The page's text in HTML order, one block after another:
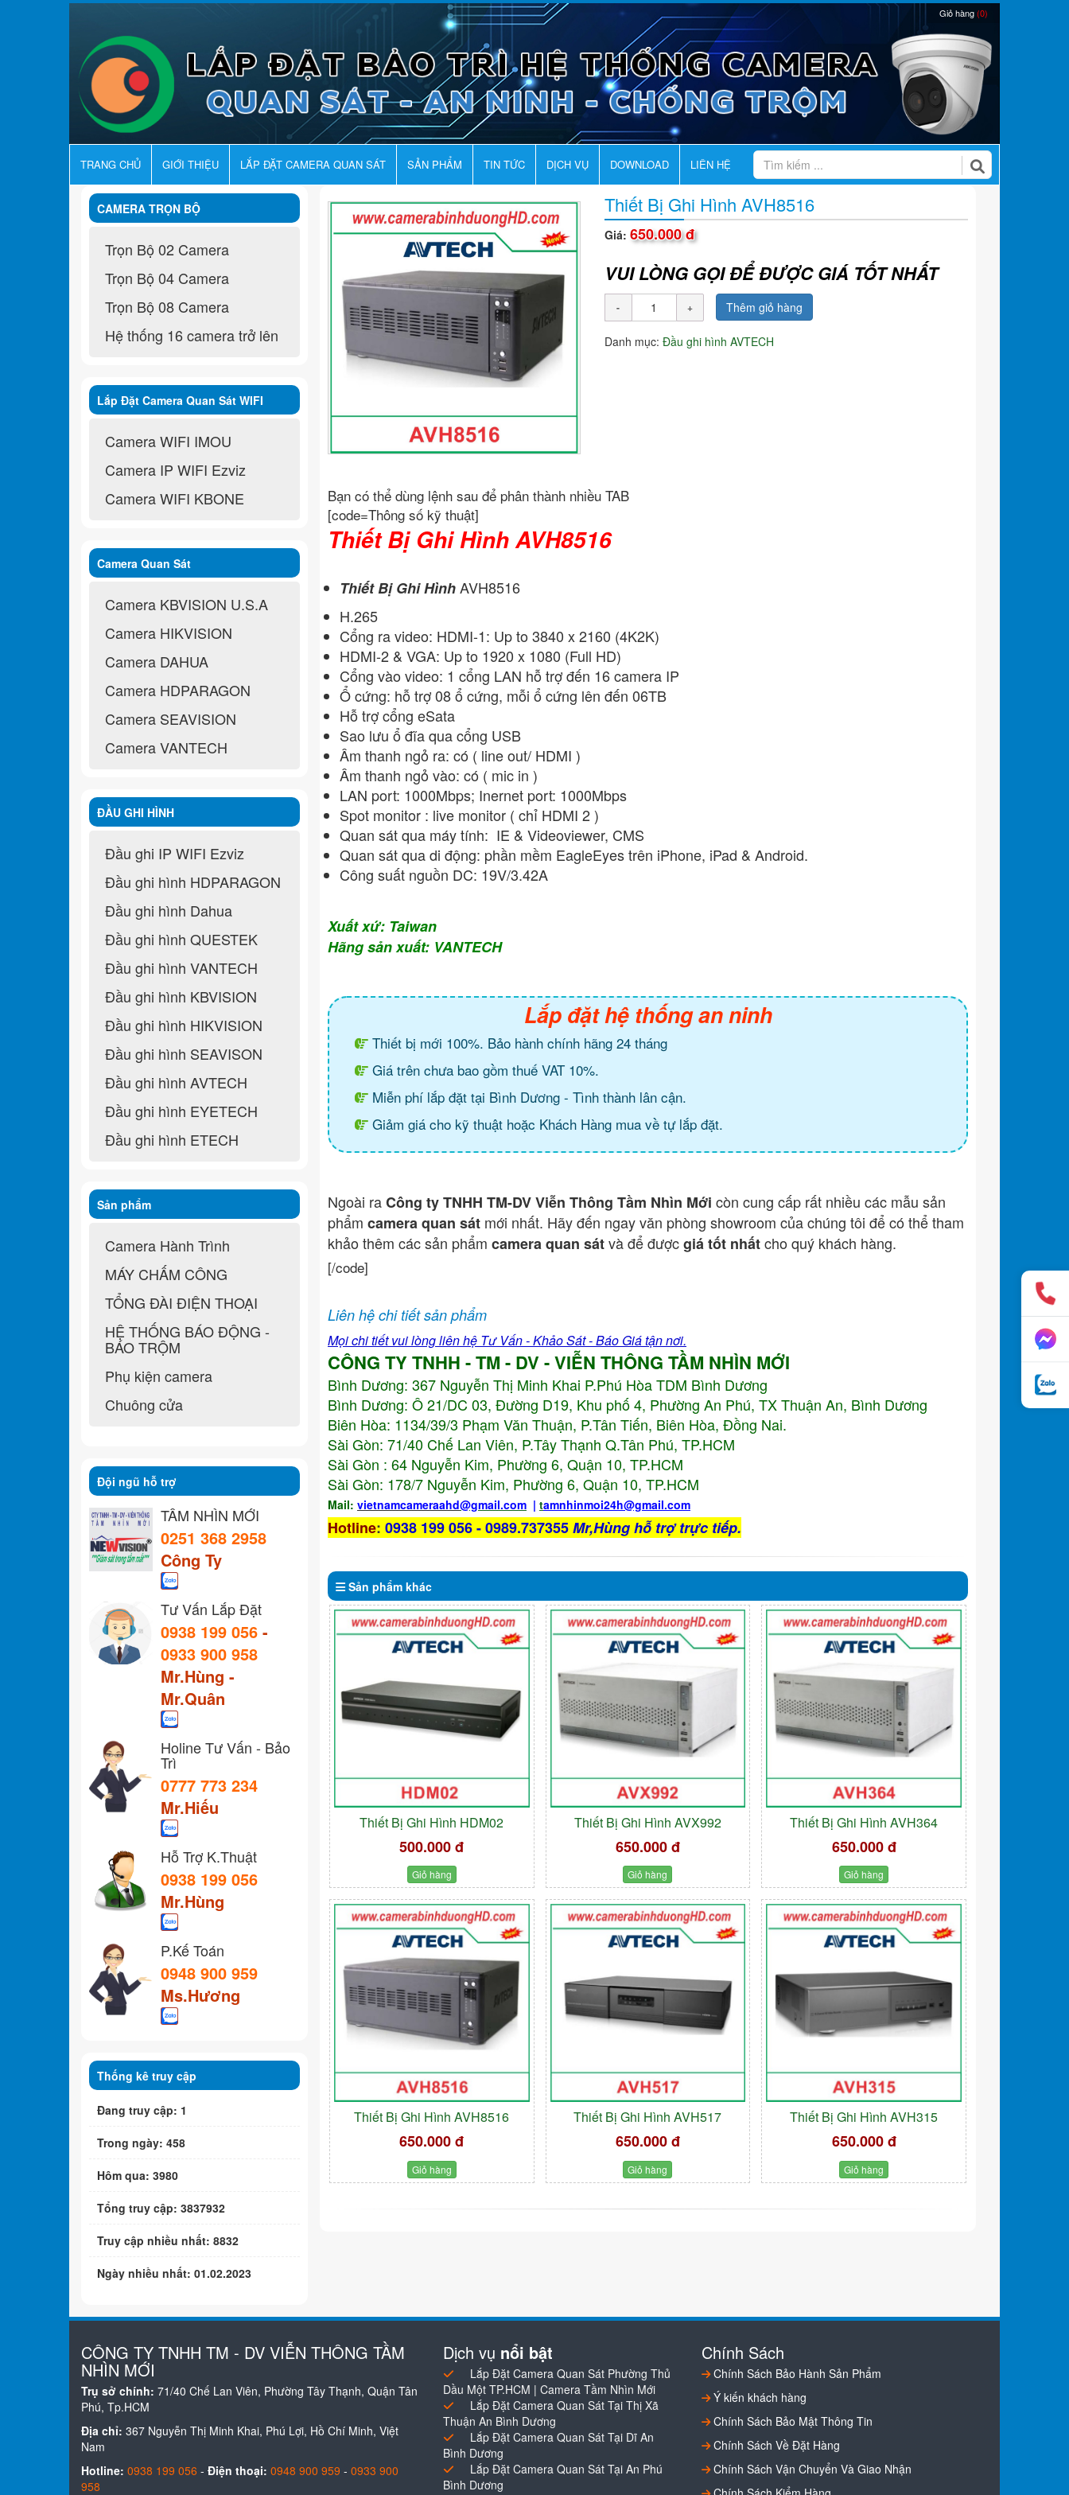
Giỏ hàng(0)
TRANG CHỦ GIỚI THIỆU LẮP ĐẶT CAMERA QUAN SÁT SẢN PHẨM TIN TỨC DỊCH VỤ DOWNLOAD LIÊN HỆ
Thiết Bị Ghi Hình AVH8516
Giá: 650.000 đ
VUI LÒNG GỌI ĐỂ ĐƯỢC GIÁ TỐT NHẤT
Thêm giỏ hàng
Danh mục: Đầu ghi hình AVTECH
Bạn có thể dùng lệnh sau để phân thành nhiều TAB
[code=Thông số kỹ thuật]
Thiết Bị Ghi Hình AVH8516
Thiết Bị Ghi HìnhAVH8516
H.265
Cổng ra video: HDMI-1: Up to 3840 x 2160 (4K2K)
HDMI-2 & VGA: Up to 1920 x 1080 (Full HD)
Cổng vào video: 1 cổng LAN hỗ trợ đến 16 camera IP
Ổ cứng: hỗ trợ 08 ổ cứng, mỗi ổ cứng lên đến 06TB
Hỗ trợ cổng eSata
Sao lưu ổ đĩa qua cổng USB
Âm thanh ngỏ ra: có ( line out/ HDMI )
Âm thanh ngỏ vào: có ( mic in )
LAN port: 1000Mbps; Inernet port: 1000Mbps
Spot monitor : live monitor ( chỉ HDMI 2 )
Quan sát qua máy tính: IE & Videoviewer, CMS
Quan sát qua di động: phần mềm EagleEyes trên iPhone, iPad & Android.
Công suất nguồn DC: 19V/3.42A
Xuất xứ: Taiwan
Hãng sản xuất: VANTECH
Lắp đặt hệ thống an ninh
Thiết bị mới 100%. Bảo hành chính hãng 24 tháng
Giá trên chưa bao gồm thuế VAT 10%.
Miễn phí lắp đặt tại Bình Dương - Tình thành lân cận.
Giảm giá cho kỹ thuật hoặc Khách Hàng mua về tự lắp đặt.
Ngoài raCông ty TNHH TM-DV Viễn Thông Tầm Nhìn Mới còn cung cấp rất nhiều các mẫu sản
phẩm camera quan sát mới nhất. Hãy đến ngay văn phòng showroom của chúng tôi để có thể tham
khảo thêm các sản phẩm camera quan sátvà để đượcgiá tốt nhấtcho quý khách hàng.
[/code]
Liên hệ chi tiết sản phẩm
Mọi chi tiết vui lòng liên hệ Tư Vấn - Khảo Sát - Báo Giá tận nơi.
CÔNG TY TNHH - TM - DV - VIỄN THÔNG TẦM NHÌN MỚI
Bình Dương: 367 Nguyễn Thị Minh Khai P.Phú Hòa TDM Bình Dương
Bình Dương: Ô 21/DC 03, Đường D19, Khu phố 4, Phường An Phú, TX Thuận An, Bình Dương
Biên Hòa: 1134/39/3 Phạm Văn Thuận, P.Tân Tiến, Biên Hòa, Đồng Nai.
Sài Gòn: 71/40 Chế Lan Viên, P.Tây Thạnh Q.Tân Phú, TP.HCM
Sài Gòn : 64 Nguyễn Kim, Phường 6, Quận 10, TP.HCM
Sài Gòn: 178/7 Nguyễn Kim, Phường 6, Quận 10, TP.HCM
Mail: vietnamcameraahd@gmail.com | tamnhinmoi24h@gmail.com
Hotline: 0938 199 056 - 0989.737355Mr,Hùng hỗ trợ trực tiếp.
Sản phẩm khác
Thiết Bị Ghi Hình HDM02
500.000 đ
Giỏ hàng
Thiết Bị Ghi Hình AVX992
650.000 đ
Giỏ hàng
Thiết Bị Ghi Hình AVH364
650.000 đ
Giỏ hàng
Thiết Bị Ghi Hình AVH8516
650.000 đ
Giỏ hàng
Thiết Bị Ghi Hình AVH517
650.000 đ
Giỏ hàng
Thiết Bị Ghi Hình AVH315
650.000 đ
Giỏ hàng
CAMERA TRỌN BỘ
Trọn Bộ 02 Camera
Trọn Bộ 04 Camera
Trọn Bộ 08 Camera
Hệ thống 16 camera trở lên
Lắp Đặt Camera Quan Sát WIFI
Không Dây
Camera WIFI IMOU
Camera IP WIFI Ezviz
Camera WIFI KBONE
Camera Quan Sát
Camera KBVISION U.S.A
Camera HIKVISION
Camera DAHUA
Camera HDPARAGON
Camera SEAVISION
Camera VANTECH
ĐẦU GHI HÌNH
Đầu ghi IP WIFI Ezviz
Đầu ghi hình HDPARAGON
Đầu ghi hình Dahua
Đầu ghi hình QUESTEK
Đầu ghi hình VANTECH
Đầu ghi hình KBVISION
Đầu ghi hình HIKVISION
Đầu ghi hình SEAVISON
Đầu ghi hình AVTECH
Đầu ghi hình EYETECH
Đầu ghi hình ETECH
Sản phẩm
Camera Hành Trình
MÁY CHẤM CÔNG
TỔNG ĐÀI ĐIỆN THOẠI
HỆ THỐNG BÁO ĐỘNG -
BÁO TRỘM
Phụ kiện camera
Chuông cửa
Đội ngũ hỗ trợ
TẦM NHÌN MỚI
0251 368 2958
Công Ty
Tư Vấn Lắp Đặt
0938 199 056 -
0933 900 958
Mr.Hùng -
Mr.Quân
Holine Tư Vấn - Bảo
Trì
0777 773 234
Mr.Hiếu
Hỗ Trợ K.Thuật
0938 199 056
Mr.Hùng
P.Kế Toán
0948 900 959
Ms.Hương
Thống kê truy cập
Đang truy cập: 1
Trong ngày: 458
Hôm qua: 3980
Tổng truy cập: 3837932
Truy cập nhiều nhất: 8832
Ngày nhiều nhất: 01.02.2023
CÔNG TY TNHH TM - DV VIỄN THÔNG TẦM
NHÌN MỚI
Trụ sở chính: 71/40 Chế Lan Viên, Phường Tây Thạnh, Quận Tân
Phú, Tp.HCM
Địa chỉ: 367 Nguyễn Thị Minh Khai, Phú Lợi, Hồ Chí Minh, Việt
Nam
Hotline: 0938 199 056 - Điện thoại: 0948 900 959 - 0933 900
958
Dịch vụ nổi bật
Lắp Đặt Camera Quan Sát Phường Thủ
Dầu Một TP.HCM | Camera Tầm Nhìn Mới
Lắp Đặt Camera Quan Sát Tại Thị Xã
Thuận An Bình Dương
Lắp Đặt Camera Quan Sát Tại Dĩ An
Bình Dương
Lắp Đặt Camera Quan Sát Tại An Phú
Bình Dương
Chính Sách
Chính Sách Bảo Hành Sản Phẩm
Ý kiến khách hàng
Chính Sách Bảo Mật Thông Tin
Chính Sách Về Đặt Hàng
Chính Sách Vận Chuyển Và Giao Nhận